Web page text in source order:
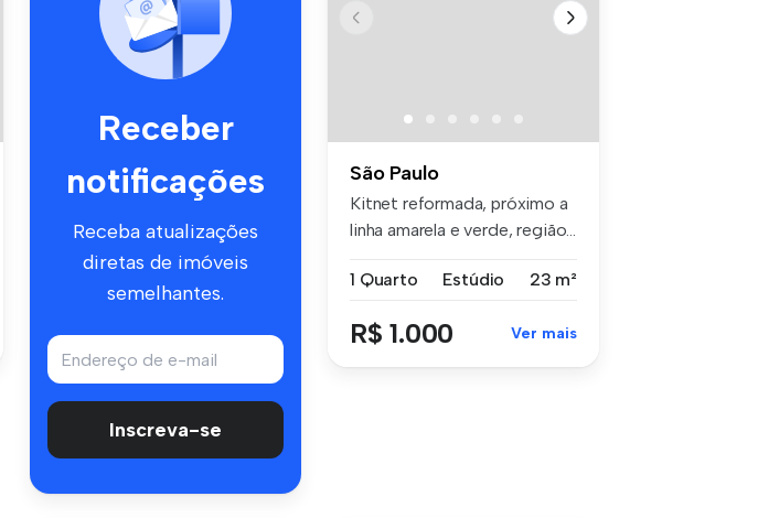
Receber
notificações
Receba atualizações
diretas de imóveis
semelhantes.
Inscreva-se
São Paulo
Kitnet reformada, próximo a
linha amarela e verde, região...
1 Quarto Estúdio 23 m²
R$ 1.000 Ver mais